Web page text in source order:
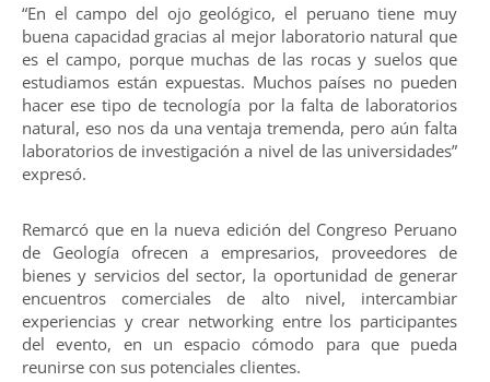
“En el campo del ojo geológico, el peruano tiene muy
buena capacidad gracias al mejor laboratorio natural que
es el campo, porque muchas de las rocas y suelos que
estudiamos están expuestas. Muchos países no pueden
hacer ese tipo de tecnología por la falta de laboratorios
natural, eso nos da una ventaja tremenda, pero aún falta
laboratorios de investigación a nivel de las universidades”
expresó.
Remarcó que en la nueva edición del Congreso Peruano
de Geología ofrecen a empresarios, proveedores de
bienes y servicios del sector, la oportunidad de generar
encuentros comerciales de alto nivel, intercambiar
experiencias y crear networking entre los participantes
del evento, en un espacio cómodo para que pueda
reunirse con sus potenciales clientes.